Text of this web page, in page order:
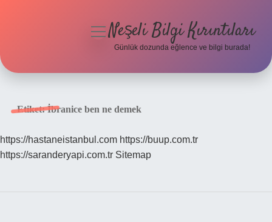
Hakkımızda
menüyüNeşeli Bilgi Kırıntıları
Günlük dozunda eğlence ve bilgi burada!
Etiket:İbranice ben ne demek
https://hastaneistanbul.com https://buup.com.tr
https://saranderyapi.com.tr Sitemap